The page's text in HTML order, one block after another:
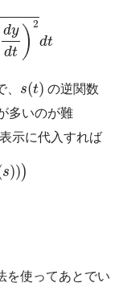
dy
dt ) 2
dt
2dt
s(t)
(t) の逆関数
多いのが難
示に代入すれば
s)))
) )
を使ってあとでい